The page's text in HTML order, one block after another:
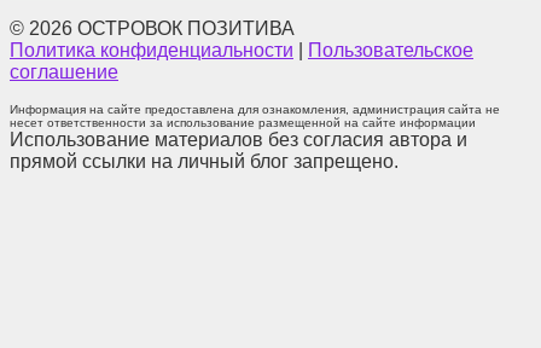
© 2026 ОСТРОВОК ПОЗИТИВА
Политика конфиденциальности
Пользовательское
соглашение
Информация на сайте предоставлена для ознакомления, администрация сайта не
несет ответственности за использование размещенной на сайте информации
Использование материалов без согласия автора и
прямой ссылки на личный блог запрещено.